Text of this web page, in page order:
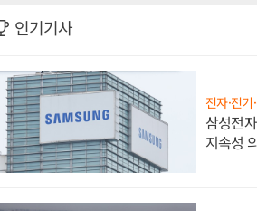
인기기사
전자·전기
삼성전
지속성